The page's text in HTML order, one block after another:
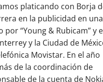
platicando con Borja
en la publicidad en
por “Young & Rubicam” y
y la Ciudad de
Movistar. En el año
de la coordinación de
de la cuenta de